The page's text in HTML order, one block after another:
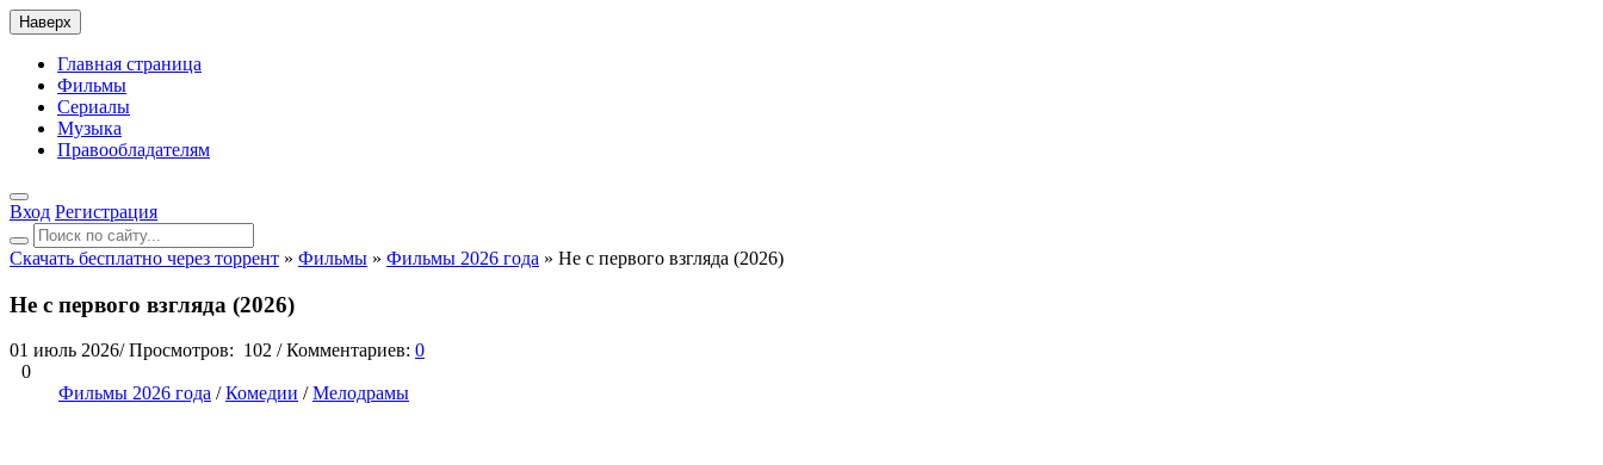
Наверх
Главная страница
Фильмы
Сериалы
Музыка
Правообладателям
Вход Регистрация
Скачать бесплатно через торрент » Фильмы » Фильмы 2026 года » Не с первого взгляда (2026)
Не с первого взгляда (2026)
01 июль 2026/ Просмотров: 102 / Комментариев: 0
0
Фильмы 2026 года /Комедии /Мелодрамы